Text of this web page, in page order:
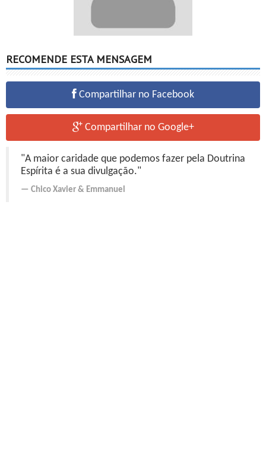
RECOMENDE ESTA MENSAGEM
Compartilhar no Facebook
Compartilhar no Google+
"A maior caridade que podemos fazer pela Doutrina
Espírita é a sua divulgação."
Chico Xavier & Emmanuel